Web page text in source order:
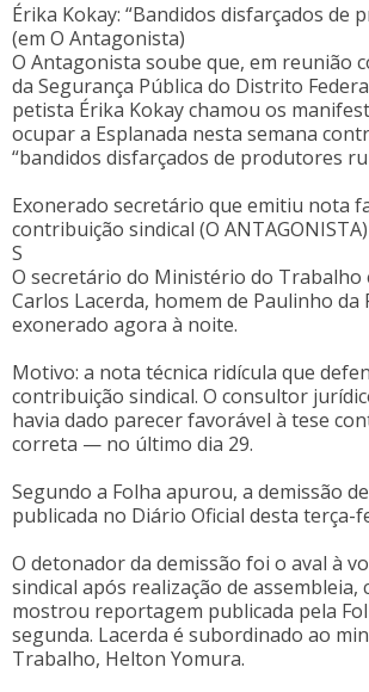
Érika Kokay: “Bandidos disfarçados de
(em O Antagonista)
O Antagonista soube que, em reunião
da Segurança Pública do Distrito
petista Érika Kokay chamou os
ocupar a Esplanada nesta semana
“bandidos disfarçados de produtores
Exonerado secretário que emitiu nota
contribuição sindical (O ANTAGONISTA)
S
O secretário do Ministério do Trabalho
Carlos Lacerda, homem de Paulinho da
exonerado agora à noite.
Motivo: a nota técnica ridícula que
contribuição sindical. O consultor
havia dado parecer favorável à tese
correta — no último dia 29.
Segundo a Folha apurou, a demissão
publicada no Diário Oficial desta terça-
O detonador da demissão foi o aval à
sindical após realização de assembleia,
mostrou reportagem publicada pela
segunda. Lacerda é subordinado ao
Trabalho, Helton Yomura.